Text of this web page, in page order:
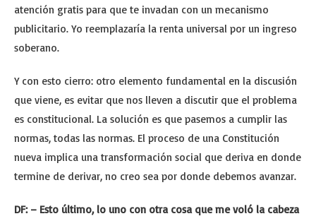
atención gratis para que te invadan con un mecanismo
publicitario. Yo reemplazaría la renta universal por un ingreso
soberano.
Y con esto cierro: otro elemento fundamental en la discusión
que viene, es evitar que nos lleven a discutir que el problema
es constitucional. La solución es que pasemos a cumplir las
normas, todas las normas. El proceso de una Constitución
nueva implica una transformación social que deriva en donde
termine de derivar, no creo sea por donde debemos avanzar.
DF: – Esto último, lo uno con otra cosa que me voló la cabeza